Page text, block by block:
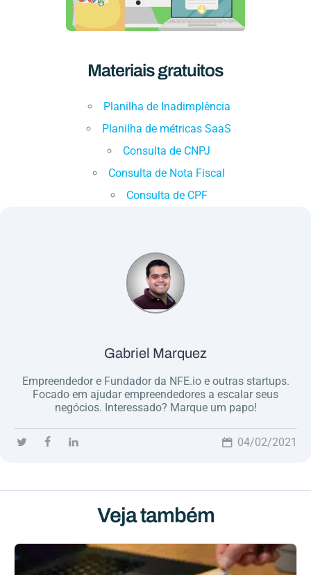
Materiais gratuitos
Planilha de Inadimplência
Planilha de métricas SaaS
Consulta de CNPJ
Consulta de Nota Fiscal
Consulta de CPF
Gabriel Marquez
Empreendedor e Fundador da NFE.io e outras startups.
Focado em ajudar empreendedores a escalar seus
negócios. Interessado? Marque um papo!
04/02/2021
Veja também